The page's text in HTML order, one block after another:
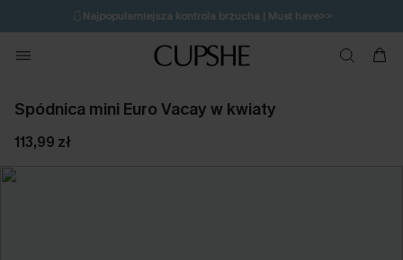
🩱Najpopularniejsza kontrola brzucha | Must have>>
🔥OSTATNIA SZANSA | Do 50% rabatu>>
💌Zapisz się i zyskaj do 20% rabatu>>
Spódnica mini Euro Vacay w kwiaty
113,99 zł